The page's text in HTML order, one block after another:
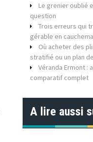
Le grenier oublié
question
Trois erreurs qui
gérable en
Où acheter des
stratifié ou un plan
Véranda Ermont :
comparatif complet
A lire aussi